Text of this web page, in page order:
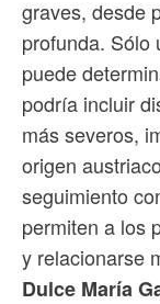
graves, desde
profunda. Sólo
puede
podría incluir
más severos,
origen
seguimiento
permiten a los
y relacionarse
Dulce María